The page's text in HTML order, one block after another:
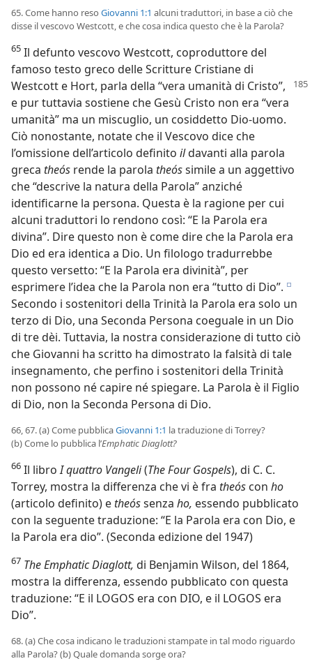
65. Come hanno reso Giovanni 1:1 alcuni traduttori, in base a ciò che
disse il vescovo Westcott, e che cosa indica questo che è la Parola?
65 Il defunto vescovo Westcott, coproduttore del
famoso testo greco delle Scritture Cristiane di
Westcott e Hort, parla della “vera umanità di Cristo”,
e pur tuttavia sostiene che Gesù Cristo non era “vera
umanità” ma un miscuglio, un cosiddetto Dio-uomo.
Ciò nonostante, notate che il Vescovo dice che
l’omissione dell’articolo definito ildavanti alla parola
greca theós rende la parola theóssimile a un aggettivo
che “descrive la natura della Parola” anziché
identificarne la persona. Questa è la ragione per cui
alcuni traduttori lo rendono così: “E la Parola era
divina”. Dire questo non è come dire che la Parola era
Dio ed era identica a Dio. Un filologo tradurrebbe
questo versetto: “E la Parola era divinità”, per
esprimere l’idea che la Parola non era “tutto di Dio”. e
Secondo i sostenitori della Trinità la Parola era solo un
terzo di Dio, una Seconda Persona coeguale in un Dio
di tre dèi. Tuttavia, la nostra considerazione di tutto ciò
che Giovanni ha scritto ha dimostrato la falsità di tale
insegnamento, che perfino i sostenitori della Trinità
non possono né capire né spiegare. La Parola è il Figlio
di Dio, non la Seconda Persona di Dio.
66, 67. (a) Come pubblicaGiovanni 1:1 la traduzione di Torrey?
(b) Come lo pubblica l’Emphatic Diaglott?
66 Il libroI quattro Vangeli(The Four Gospels), di C. C.
Torrey, mostra la differenza che vi è fra theós con ho
(articolo definito) e theóssenza ho, essendo pubblicato
con la seguente traduzione: “E la Parola era con Dio, e
la Parola era dio”. (Seconda edizione del 1947)
67 The Emphatic Diaglott, di Benjamin Wilson, del 1864,
mostra la differenza, essendo pubblicato con questa
traduzione: “E il LOGOS era con DIO, e il LOGOS era
Dio”.
68. (a) Che cosa indicano le traduzioni stampate in tal modo riguardo
alla Parola? (b) Quale domanda sorge ora?